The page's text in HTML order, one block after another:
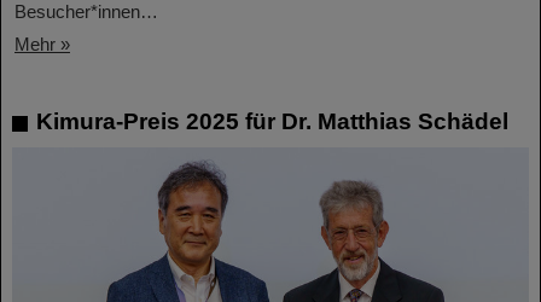
Besucher*innen…
Mehr »
Kimura-Preis 2025 für Dr. Matthias Schädel